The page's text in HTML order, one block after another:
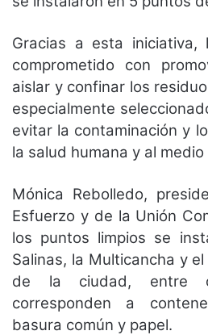
Gracias a esta iniciativa,
comprometido con
aislar y confinar los
especialmente
evitar la contaminación y
la salud humana y al
Mónica Rebolledo,
Esfuerzo y de la Unión
los puntos limpios se
Salinas, la Multicancha y
de la ciudad, entre
corresponden a
basura común y papel.